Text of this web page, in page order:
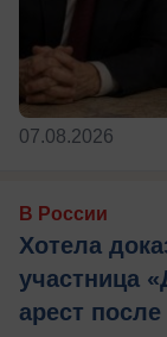
07.08.2026
В России
Хотела
участница
арест